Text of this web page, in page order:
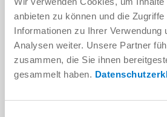
anbieten zu können und die
Informationen zu Ihrer
Analysen weiter. Unsere Partner
zusammen, die Sie ihnen
gesammelt haben.
Télécharger
Télécharger